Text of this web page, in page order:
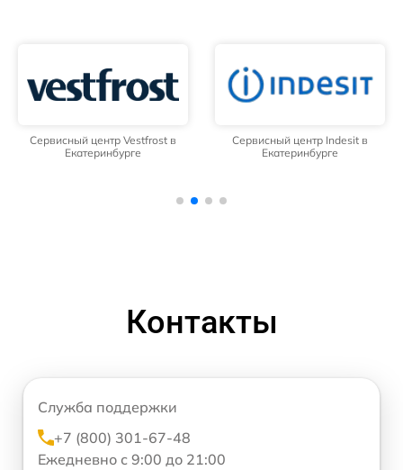
Сервисный центр Vestfrost в
Екатеринбурге
Сервисный центр Indesit в
Екатеринбурге
Контакты
Служба поддержки
+7 (800) 301-67-48
Ежедневно с 9:00 до 21:00